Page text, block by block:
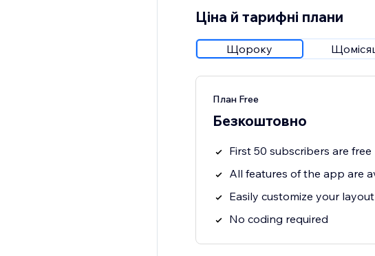
Ціна й тарифні плани
Щороку
План Free
Безкоштовно
First 50 subscribers are free
All features of the app are
Easily customize your
No coding required